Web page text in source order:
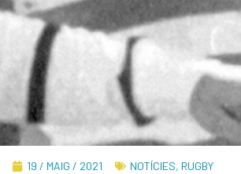
19 / MAIG / 2021 NOTÍCIES, RUGBY